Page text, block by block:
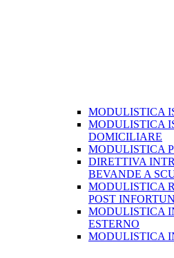
MODULISTICA
MODULISTICA
DOMICILIARE
MODULISTICA
DIRETTIVA
BEVANDE A
MODULISTICA
POST
MODULISTICA
ESTERNO
MODULISTICA